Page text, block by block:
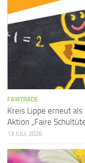
FAIRTRADE
Kreis Lippe erneut
Aktion „Faire
13 JULI, 2026